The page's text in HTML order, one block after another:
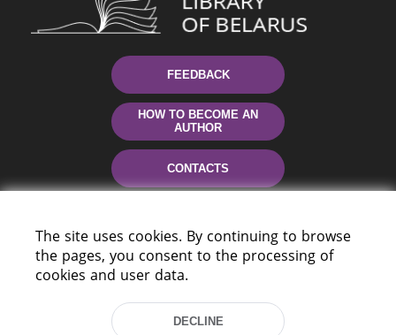
FEEDBACK
HOW TO BECOME AN
AUTHOR
CONTACTS
The site uses cookies. By continuing to browse
the pages, you consent to the processing of
cookies and user data.
DECLINE